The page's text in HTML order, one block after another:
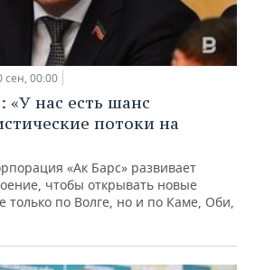
сен, 00:00
«У нас есть шанс
потоки на
«Ак Барс» развивает
чтобы открывать новые
по Волге, но и по Каме, Оби,